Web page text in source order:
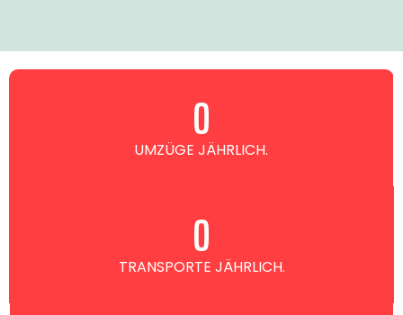
UMZÜGE JÄHRLICH.
0
TRANSPORTE JÄHRLICH.
0